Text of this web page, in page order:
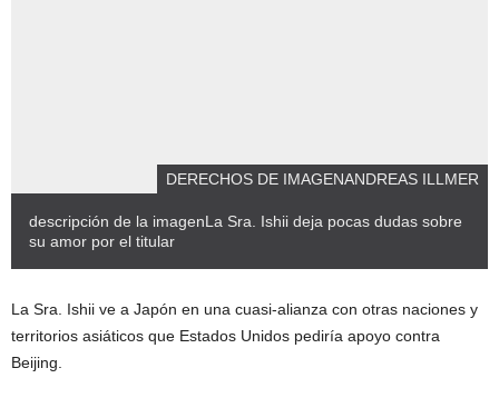
DERECHOS DE IMAGENANDREAS ILLMER
descripción de la imagenLa Sra. Ishii deja pocas dudas sobre
su amor por el titular
La Sra. Ishii ve a Japón en una cuasi-alianza con otras naciones y
territorios asiáticos que Estados Unidos pediría apoyo contra
Beijing.